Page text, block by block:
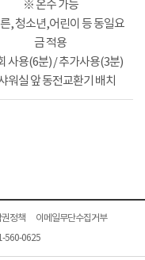
※ 온수 가능
, 청소년,어린이 등 동일요
금 적용
사용(6분) / 추가사용(3분)
워실 앞 동전교환기 배치
권정책
이메일무단수집거부
560-0625